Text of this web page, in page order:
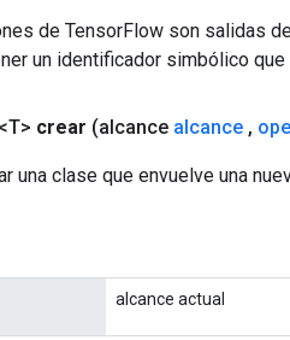
de TensorFlow son salidas
un identificador simbólico
<T> crear (alcance alcance ,
una clase que envuelve una
alcance actual